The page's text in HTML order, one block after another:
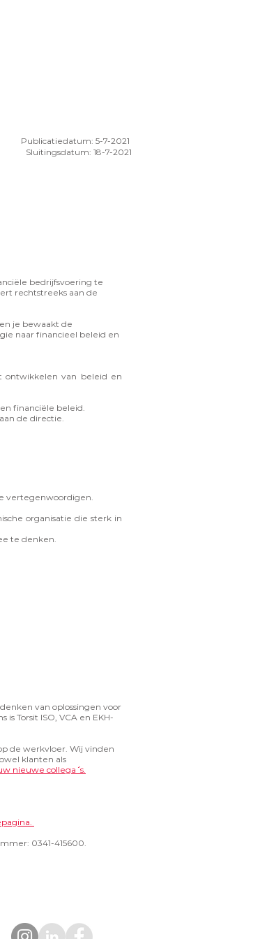
bedrijfsvoering te
rechtstreeks aan de
je bewaakt de
naar financieel beleid en
ontwikkelen van beleid en
financiële beleid.
de directie.
vertegenwoordigen.
organisatie die sterk in
te denken.
van oplossingen voor
Torsit ISO, VCA en EKH-
de werkvloer. Wij vinden
klanten als
nieuwe collega´´ s.
0341-415600.
Publicatiedatum: 5-7-2021
Sluitingsdatum: 18-7-2021